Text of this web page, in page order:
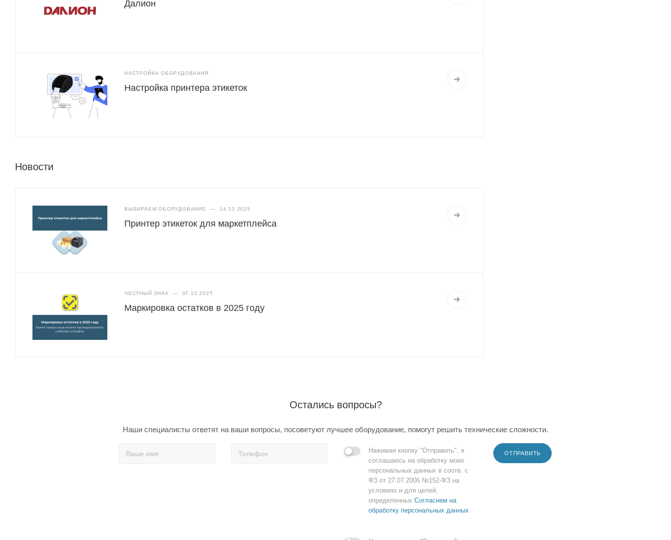
Далион
НАСТРОЙКА ОБОРУДОВАНИЯ
Настройка принтера этикеток
Новости
ВЫБИРАЕМ ОБОРУДОВАНИЕ — 14.10.2025
Принтер этикеток для маркетплейса
ЧЕСТНЫЙ ЗНАК — 07.10.2025
Маркировка остатков в 2025 году
Остались вопросы?
Наши специалисты ответят на ваши вопросы, посоветуют лучшее оборудование, помогут решить технические сложности.
Нажимая кнопку "Отправить", я
соглашаюсь на обработку моих
персональных данных в соотв. с
ФЗ от 27.07.2006 №152-ФЗ на
условиях и для целей,
определенных Согласием на
обработку персональных данных
ОТПРАВИТЬ